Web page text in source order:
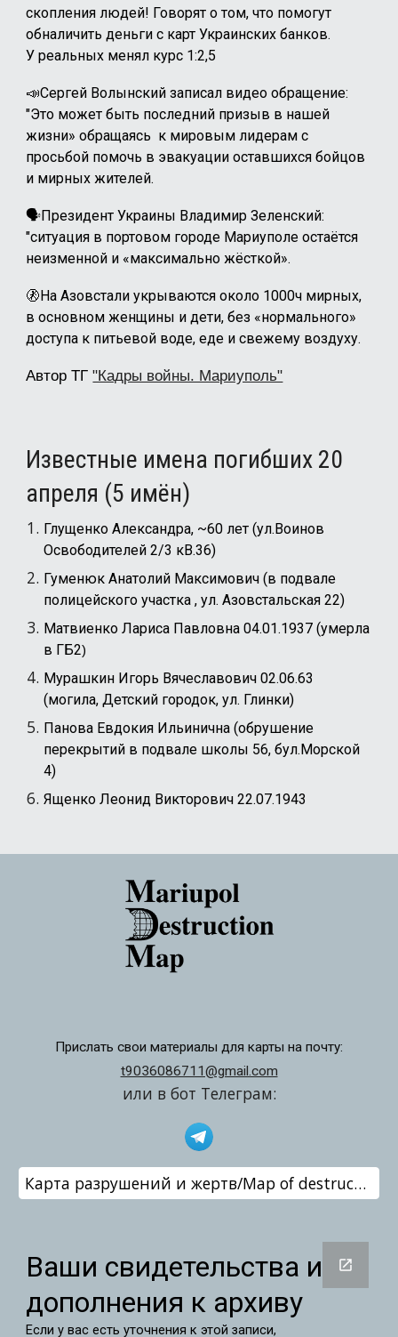
скопления людей! Говорят о том, что помогут
обналичить деньги с карт Украинских банков.
У реальных менял курс 1:2,5
📣Сергей Волынский записал видео обращение:
"Это может быть последний призыв в нашей
жизни» обращаясь к мировым лидерам с
просьбой помочь в эвакуации оставшихся бойцов
и мирных жителей.
🗣️Президент Украины Владимир Зеленский:
"ситуация в портовом городе Мариуполе остаётся
неизменной и «максимально жёсткой».
🚷На Азовстали укрываются около 1000ч мирных,
в основном женщины и дети, без «нормального»
доступа к питьевой воде, еде и свежему воздуху.
Автор ТГ"Кадры войны. Мариуполь"
Известные имена погибших 20
апреля (5 имён)
Глущенко Александра, ~60 лет (ул.Воинов
Освободителей 2/3 кВ.36)
Гуменюк Анатолий Максимович (в подвале
полицейского участка , ул. Азовстальская 22)
Матвиенко Лариса Павловна 04.01.1937 (умерла
в ГБ2)
Мурашкин Игорь Вячеславович 02.06.63
(могила, Детский городок, ул. Глинки)
Панова Евдокия Ильинична (обрушение
перекрытий в подвале школы 56, бул.Морской
4)
Ященко Леонид Викторович 22.07.1943
Прислать свои материалы для карты на почту:
t9036086711@gmail.com
или в бот Телеграм:
Карта разрушений и жертв/Map of destruction and victims